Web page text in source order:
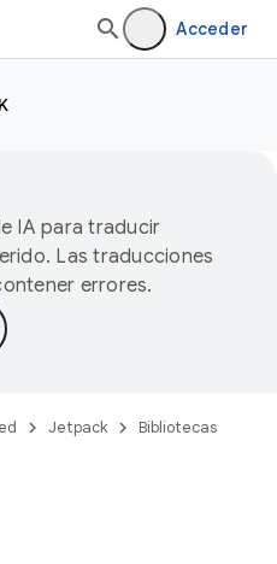
Acceder
IA para traducir
Las traducciones
errores.
Jetpack Bibliotecas